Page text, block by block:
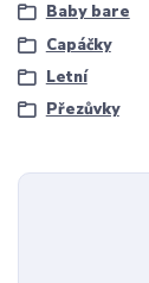
Baby bare
Capáčky
Letní
Přezůvky